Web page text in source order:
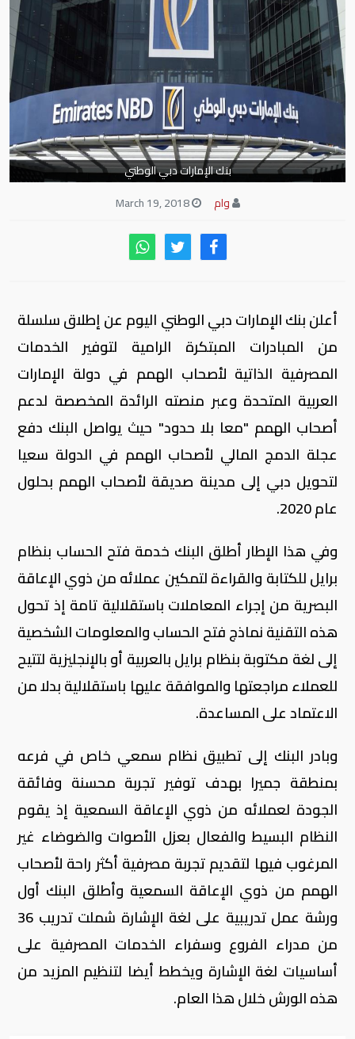
بنك الإمارات دبي الوطني
وام
March 19, 2018
أعلن بنك الإمارات دبي الوطني اليوم عن إطلاق سلسلة
من المبادرات المبتكرة الرامية لتوفير الخدمات
المصرفية الذاتية لأصحاب الهمم في دولة الإمارات
العربية المتحدة وعبر منصته الرائدة المخصصة لدعم
أصحاب الهمم "معا بلا حدود" حيث يواصل البنك دفع
عجلة الدمج المالي لأصحاب الهمم في الدولة سعيا
لتحويل دبي إلى مدينة صديقة لأصحاب الهمم بحلول
عام 2020.
وفي هذا الإطار أطلق البنك خدمة فتح الحساب بنظام
برايل للكتابة والقراءة لتمكين عملائه من ذوي الإعاقة
البصرية من إجراء المعاملات باستقلالية تامة إذ تحول
هذه التقنية نماذج فتح الحساب والمعلومات الشخصية
إلى لغة مكتوبة بنظام برايل بالعربية أو بالإنجليزية لتتيح
للعملاء مراجعتها والموافقة عليها باستقلالية بدلا من
الاعتماد على المساعدة.
وبادر البنك إلى تطبيق نظام سمعي خاص في فرعه
بمنطقة جميرا بهدف توفير تجربة محسنة وفائقة
الجودة لعملائه من ذوي الإعاقة السمعية إذ يقوم
النظام البسيط والفعال بعزل الأصوات والضوضاء غير
المرغوب فيها لتقديم تجربة مصرفية أكثر راحة لأصحاب
الهمم من ذوي الإعاقة السمعية وأطلق البنك أول
ورشة عمل تدريبية على لغة الإشارة شملت تدريب 36
من مدراء الفروع وسفراء الخدمات المصرفية على
أساسيات لغة الإشارة ويخطط أيضا لتنظيم المزيد من
هذه الورش خلال هذا العام.